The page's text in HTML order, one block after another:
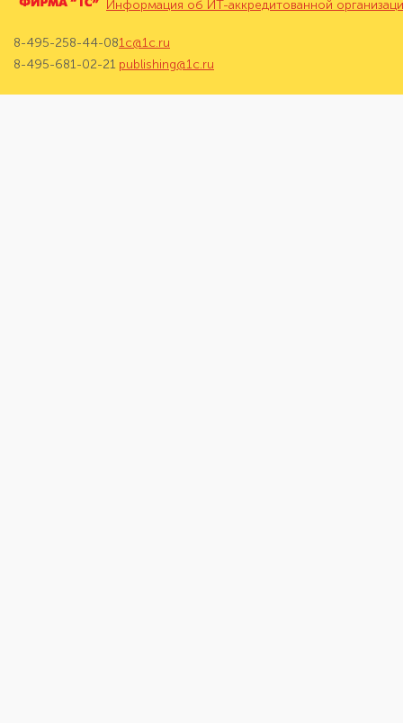
Информация об ИТ-аккредитованной
8-495-258-44-08
8-495-681-02-21
1c@1c.ru
publishing@1c.ru